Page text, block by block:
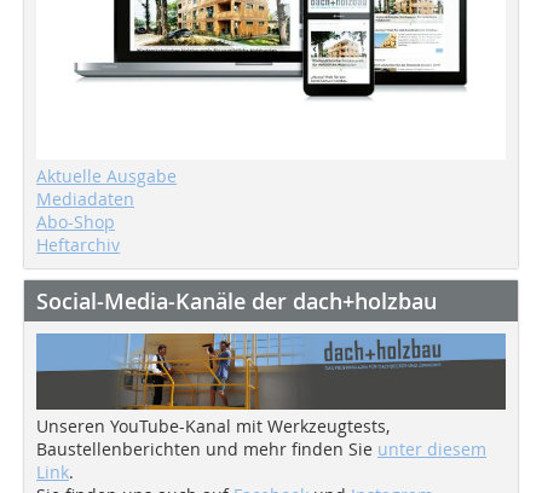
Aktuelle Ausgabe
Mediadaten
Abo-Shop
Heftarchiv
Social-Media-Kanäle der dach+holzbau
Unseren YouTube-Kanal mit Werkzeugtests,
Baustellenberichten und mehr finden Sie unter diesem
Link.